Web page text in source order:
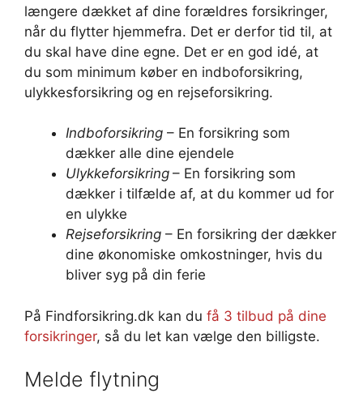
længere dækket af dine forældres forsikringer,
når du flytter hjemmefra. Det er derfor tid til, at
du skal have dine egne. Det er en god idé, at
du som minimum køber en indboforsikring,
ulykkesforsikring og en rejseforsikring.
Indboforsikring – En forsikring som
dækker alle dine ejendele
Ulykkeforsikring – En forsikring som
dækker i tilfælde af, at du kommer ud for
en ulykke
Rejseforsikring – En forsikring der dækker
dine økonomiske omkostninger, hvis du
bliver syg på din ferie
På Findforsikring.dk kan du få 3 tilbud på dine
forsikringer, så du let kan vælge den billigste.
Melde flytning